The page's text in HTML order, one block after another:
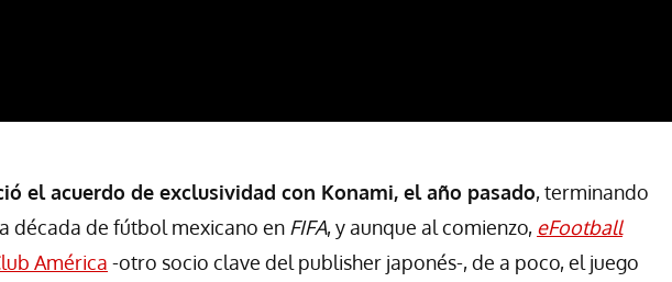
el acuerdo de exclusividad con Konami, el año pasado, terminando
década de fútbol mexicano en FIFA, y aunque al comienzo, eFootball
América -otro socio clave del publisher japonés-, de a poco, el juego